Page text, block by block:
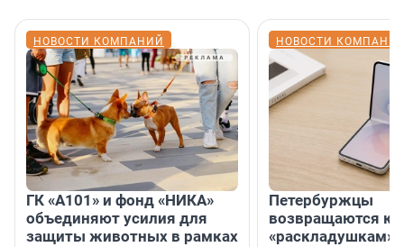
НОВОСТИ КОМПАНИЙ
ГК «А101» и фонд «НИКА»
объединяют усилия для
защиты животных в рамках
НОВОСТИ
Петербуржцы
возвращаются к
«раскладушкам»